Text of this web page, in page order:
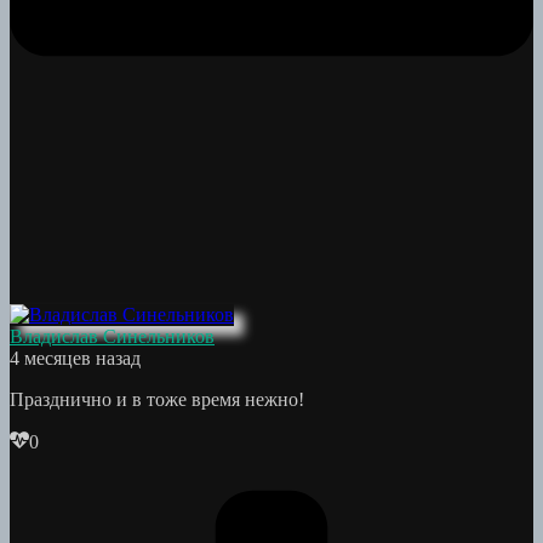
Владислав Синельников
4 месяцев назад
Празднично и в тоже время нежно!
0